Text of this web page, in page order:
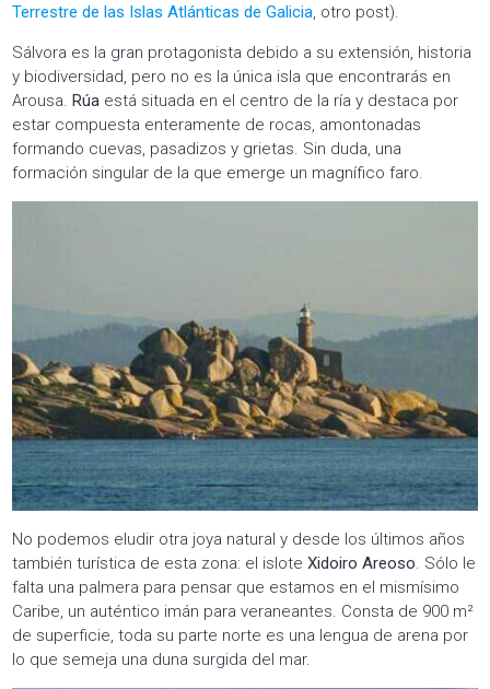
Terrestre de las Islas Atlánticas de Galicia , otro post).
Sálvora es la gran protagonista debido a su extensión, historia
y biodiversidad, pero no es la única isla que encontrarás en
Arousa.Rúa está situada en el centro de la ría y destaca por
estar compuesta enteramente de rocas, amontonadas
formando cuevas, pasadizos y grietas. Sin duda, una
formación singular de la que emerge un magnífico faro.
No podemos eludir otra joya natural y desde los últimos años
también turística de esta zona: el isloteXidoiro Areoso. Sólo le
falta una palmera para pensar que estamos en el mismísimo
Caribe, un auténtico imán para veraneantes. Consta de 900 m²
de superficie, toda su parte norte es una lengua de arena por
lo que semeja una duna surgida del mar.